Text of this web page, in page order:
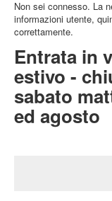
Non sei connesso. La
informazioni utente,
correttamente.
Entrata in
estivo -
sabato
ed agosto